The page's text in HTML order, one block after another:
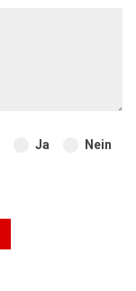
Ja
Nein